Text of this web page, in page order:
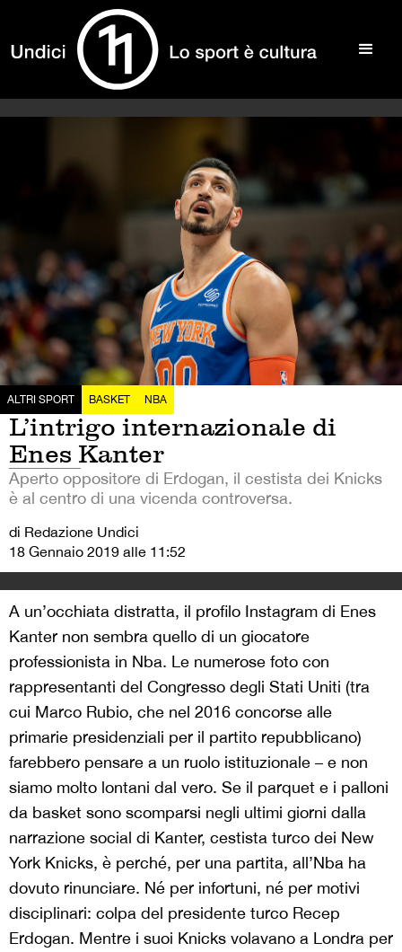
ALTRI SPORT BASKET NBA
L’intrigo internazionale di
Enes Kanter
Aperto oppositore di Erdogan, il cestista dei Knicks
è al centro di una vicenda controversa.
di Redazione Undici
18 Gennaio 2019 alle 11:52
A un’occhiata distratta, il profilo Instagram di Enes
Kanter non sembra quello di un giocatore
professionista in Nba. Le numerose foto con
rappresentanti del Congresso degli Stati Uniti (tra
cui Marco Rubio, che nel 2016 concorse alle
primarie presidenziali per il partito repubblicano)
farebbero pensare a un ruolo istituzionale – e non
siamo molto lontani dal vero. Se il parquet e i palloni
da basket sono scomparsi negli ultimi giorni dalla
narrazione social di Kanter, cestista turco dei New
York Knicks, è perché, per una partita, all’Nba ha
dovuto rinunciare. Né per infortuni, né per motivi
disciplinari: colpa del presidente turco Recep
Erdogan. Mentre i suoi Knicks volavano a Londra per